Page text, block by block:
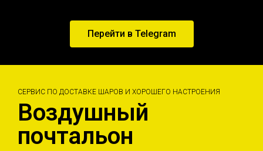
Перейти в Telegram
СЕРВИС ПО ДОСТАВКЕ ШАРОВ И ХОРОШЕГО НАСТРОЕНИЯ
Воздушный
почтальон